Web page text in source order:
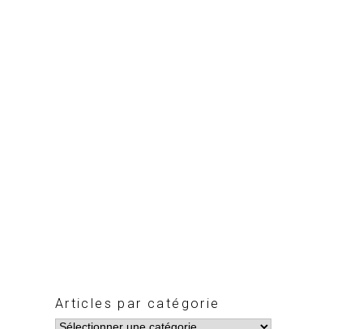
Articles par catégorie